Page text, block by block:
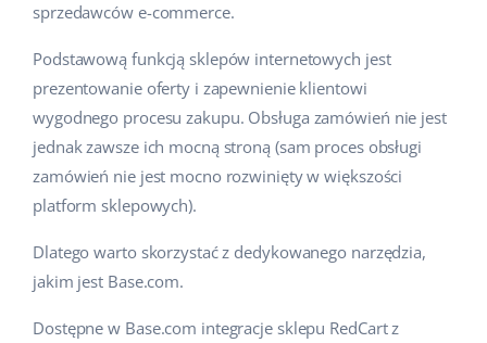
sprzedawców e-commerce.
Podstawową funkcją sklepów internetowych jest
prezentowanie oferty i zapewnienie klientowi
wygodnego procesu zakupu. Obsługa zamówień nie jest
jednak zawsze ich mocną stroną (sam proces obsługi
zamówień nie jest mocno rozwinięty w większości
platform sklepowych).
Dlatego warto skorzystać z dedykowanego narzędzia,
jakim jest Base.com.
Dostępne w Base.com integracje sklepu RedCart z